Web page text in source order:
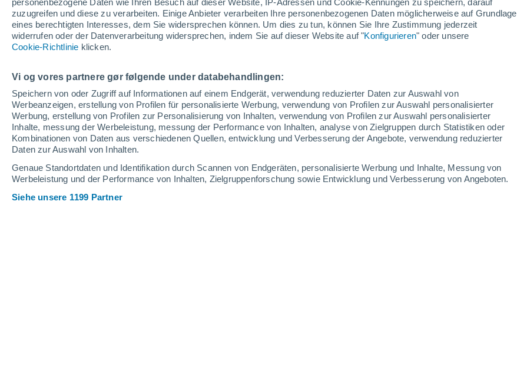
personenbezogene Daten wie Ihren Besuch auf dieser Website, IP-Adressen und Cookie-Kennungen zu speichern, darauf
zuzugreifen und diese zu verarbeiten. Einige Anbieter verarbeiten Ihre personenbezogenen Daten möglicherweise auf Grundlage
eines berechtigten Interesses, dem Sie widersprechen können. Um dies zu tun, können Sie Ihre Zustimmung jederzeit
widerrufen oder der Datenverarbeitung widersprechen, indem Sie auf dieser Website auf "Konfigurieren" oder unsere
Cookie-Richtlinie klicken.
Vi og vores partnere gør følgende under databehandlingen:
Speichern von oder Zugriff auf Informationen auf einem Endgerät, verwendung reduzierter Daten zur Auswahl von
Werbeanzeigen, erstellung von Profilen für personalisierte Werbung, verwendung von Profilen zur Auswahl personalisierter
Werbung, erstellung von Profilen zur Personalisierung von Inhalten, verwendung von Profilen zur Auswahl personalisierter
Inhalte, messung der Werbeleistung, messung der Performance von Inhalten, analyse von Zielgruppen durch Statistiken oder
Kombinationen von Daten aus verschiedenen Quellen, entwicklung und Verbesserung der Angebote, verwendung reduzierter
Daten zur Auswahl von Inhalten.
Genaue Standortdaten und Identifikation durch Scannen von Endgeräten, personalisierte Werbung und Inhalte, Messung von
Werbeleistung und der Performance von Inhalten, Zielgruppenforschung sowie Entwicklung und Verbesserung von Angeboten.
Siehe unsere 1199 Partner
31°
20°
Favoriten
19°
Hietzing